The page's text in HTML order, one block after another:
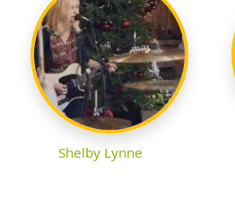
Shelby Lynne